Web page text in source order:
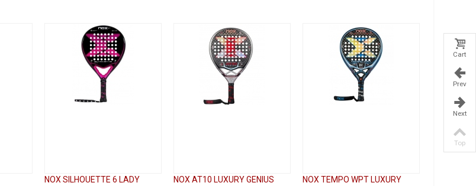
NOX SILHOUETTE 6 LADY
NOX AT10 LUXURY GENIUS
NOX TEMPO WPT LUXURY
Cart
Prev
Next
Top